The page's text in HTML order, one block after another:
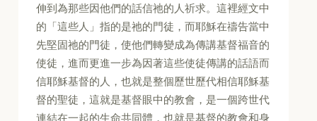
伸到為那些因他們的話信祂的人祈求。這裡經文中
的「這些人」指的是祂的門徒，而耶穌在禱告當中
先堅固祂的門徒，使他們轉變成為傳講基督福音的
使徒，進而更進一步為因著這些使徒傳講的話語而
信耶穌基督的人，也就是整個歷世歷代相信耶穌基
督的聖徒，這就是基督眼中的教會，是一個跨世代
連結在一起的生命共同體，也就是基督的教會和身